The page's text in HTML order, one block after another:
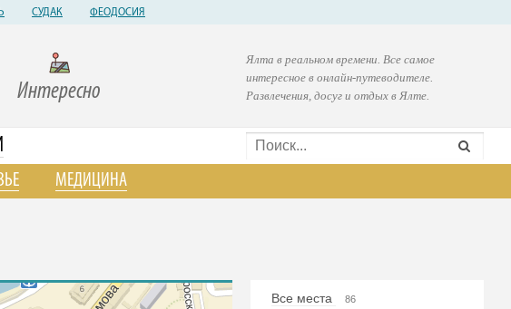
СУДАК ФЕОДОСИЯ
Интересно
Ялта в реальном времени. Все самое
интересное в онлайн-путеводителе.
Развлечения, досуг и отдых в Ялте.
МЕДИЦИНА
Все места 86